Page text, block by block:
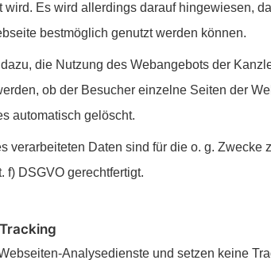
Es wird allerdings darauf hingewiesen,
bestmöglich genutzt werden können.
die Nutzung des Webangebots der
ob der Besucher einzelne Seiten der
automatisch gelöscht.
verarbeiteten Daten sind für die o. g. Zwecke
f) DSGVO gerechtfertigt.
Analysedienste und setzen keine